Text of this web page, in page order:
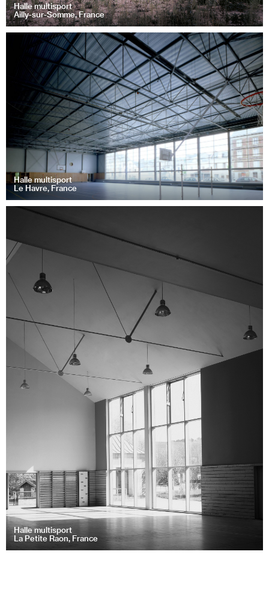
Halle multisport
Ailly-sur-Somme, France
Halle multisport
Le Havre, France
Halle multisport
La Petite Raon, France